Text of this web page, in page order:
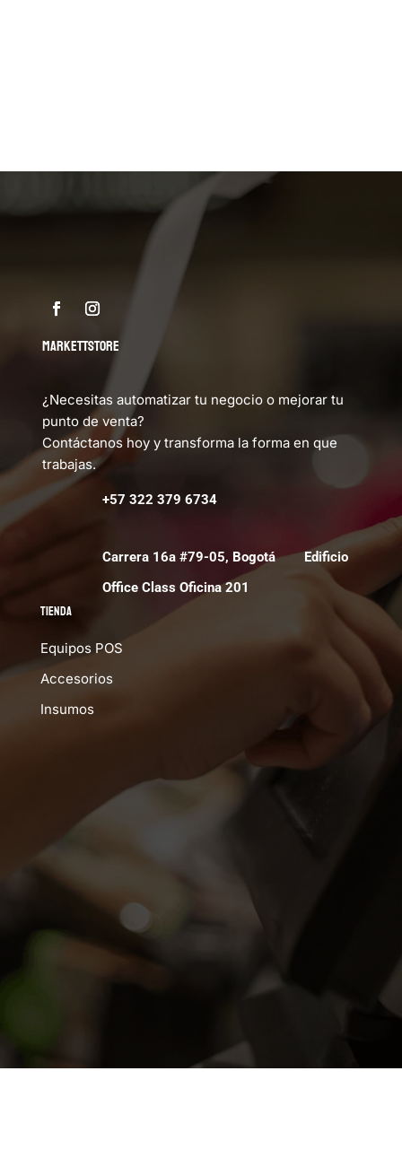
MARKETTSTORE
¿Necesitas automatizar tu negocio o mejorar tu
punto de venta?
Contáctanos hoy y transforma la forma en que
trabajas.
+57 322 379 6734
Carrera 16a #79-05, Bogotá Edificio
Office Class Oficina 201
Tienda
Equipos POS
Accesorios
Insumos